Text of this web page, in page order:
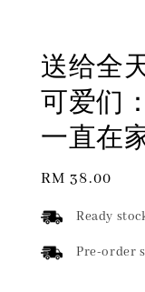
送给全
可爱们
一直在
Regular
RM 38.00
Ready
Pre-order